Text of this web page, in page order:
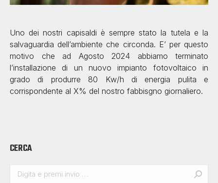
Uno dei nostri capisaldi è sempre stato la tutela e la
salvaguardia dell’ambiente che circonda. E’ per questo
motivo che ad Agosto 2024 abbiamo terminato
l’installazione di un nuovo impianto fotovoltaico in
grado di produrre 80 Kw/h di energia pulita e
corrispondente al X% del nostro fabbisgno giornaliero.
CERCA